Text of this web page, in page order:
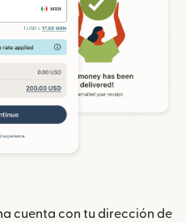
cuenta con tu dirección de